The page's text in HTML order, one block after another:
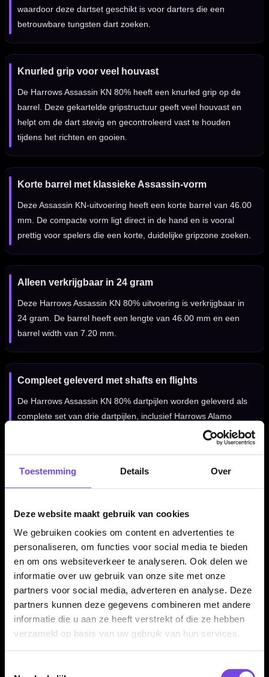
Toestemming Details Over
Deze website maakt gebruik van cookies
We gebruiken cookies om content en advertenties te
personaliseren, om functies voor social media te bieden
en om ons websiteverkeer te analyseren. Ook delen we
informatie over uw gebruik van onze site met onze
partners voor social media, adverteren en analyse. Deze
partners kunnen deze gegevens combineren met andere
informatie die u aan ze heeft verstrekt of die ze hebben
verzameld op basis van uw gebruik van hun services.
waardoor deze dartset geschikt is voor darters die een
betrouwbare tungsten dart zoeken.
Knurled grip voor veel houvast
De Harrows Assassin KN 80% heeft een knurled grip op de
barrel. Deze gekartelde gripstructuur geeft veel houvast en
helpt om de dart stevig en gecontroleerd vast te houden
tijdens het richten en gooien.
Korte barrel met klassieke Assassin-vorm
Deze Assassin KN-uitvoering heeft een korte barrel van 46.00
mm. De compacte vorm ligt direct in de hand en is vooral
prettig voor spelers die een korte, duidelijke gripzone zoeken.
Alleen verkrijgbaar in 24 gram
Deze Harrows Assassin KN 80% uitvoering is verkrijgbaar in
24 gram. De barrel heeft een lengte van 46.00 mm en een
barrel width van 7.20 mm.
Compleet geleverd met shafts en flights
De Harrows Assassin KN 80% dartpijlen worden geleverd als
complete set van drie dartpijlen, inclusief Harrows Alamo
shafts en Harrows Hologram flights. Daardoor kun je direct
Kenmerken van de Harrows Assassin KN 80% Dartpijlen
✓ Originele Harrows Assassin KN steeltip dartpijlen
✓
Gemaakt van 80% tungsten
Knurled grip voor veel houvast
✓ Korte barrel met klassieke Assassin-vorm
✓ Alleen verkrijgbaar in 24 gram
✓ Barrel lengte: 46.00 mm
✓ Barrel dikte: 7.20 mm
✓ Inclusief Harrows Alamo shafts en Hologram flights
✓ Geleverd als complete set van 3 dartpijlen